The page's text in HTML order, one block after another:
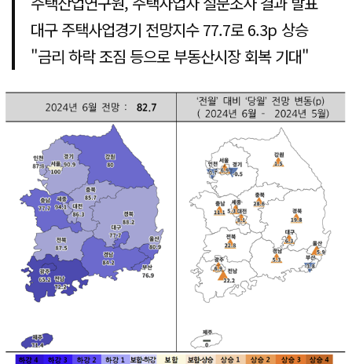
대구 주택사업경기 전망지수 77.7로 6.3p 상승
"금리 하락 조짐 등으로 부동산시장 회복 기대"